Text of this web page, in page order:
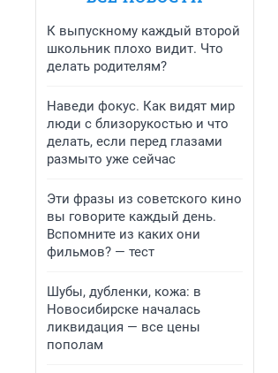
К выпускному каждый второй
школьник плохо видит. Что
делать родителям?
Наведи фокус. Как видят мир
люди с близорукостью и что
делать, если перед глазами
размыто уже сейчас
Эти фразы из советского кино
вы говорите каждый день.
Вспомните из каких они
фильмов? — тест
Шубы, дубленки, кожа: в
Новосибирске началась
ликвидация — все цены
пополам